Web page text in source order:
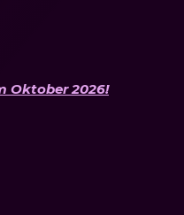
Oktober 2026!